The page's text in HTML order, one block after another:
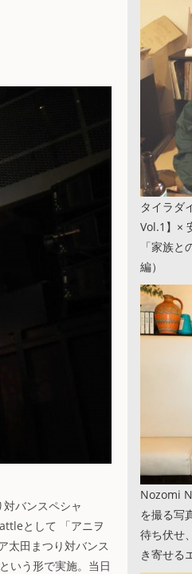
バンスペシャ
として 「アニヲ
太田まつり対バンス
いう形で実施。当日
タイラダ
Vol.1】×
「家族
編）
Nozomi
を撮る写
待ち伏せ
き寄せる